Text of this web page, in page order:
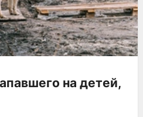
на детей,